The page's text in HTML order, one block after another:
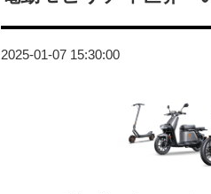
2025-01-07 15:30:00